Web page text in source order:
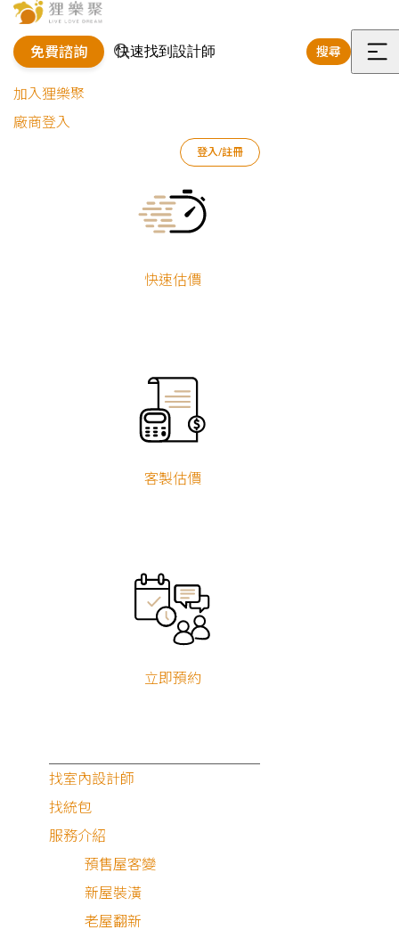
免費諮詢 搜尋
選
加入狸樂聚
廠商登入
登入/註冊
快速估價
客製估價
立即預約
找室內設計師
找統包
服務介紹
預售屋客變
新屋裝潢
老屋翻新
裝修預算